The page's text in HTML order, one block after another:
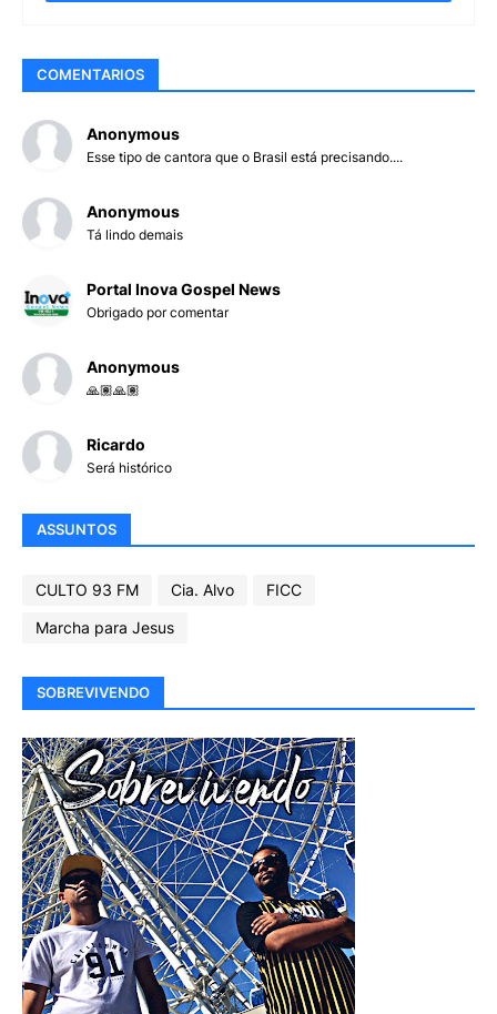
COMENTARIOS
Anonymous
Esse tipo de cantora que o Brasil está precisando....
Anonymous
Tá lindo demais
Portal Inova Gospel News
Obrigado por comentar
Anonymous
🙏🏽🙏🏽
Ricardo
Será histórico
ASSUNTOS
CULTO 93 FM Cia. Alvo
FICC
Marcha para Jesus
SOBREVIVENDO